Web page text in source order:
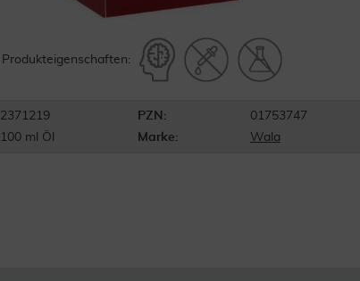
Produkteigenschaften:
2371219 PZN:
01753747
100 ml Öl Marke: Wala